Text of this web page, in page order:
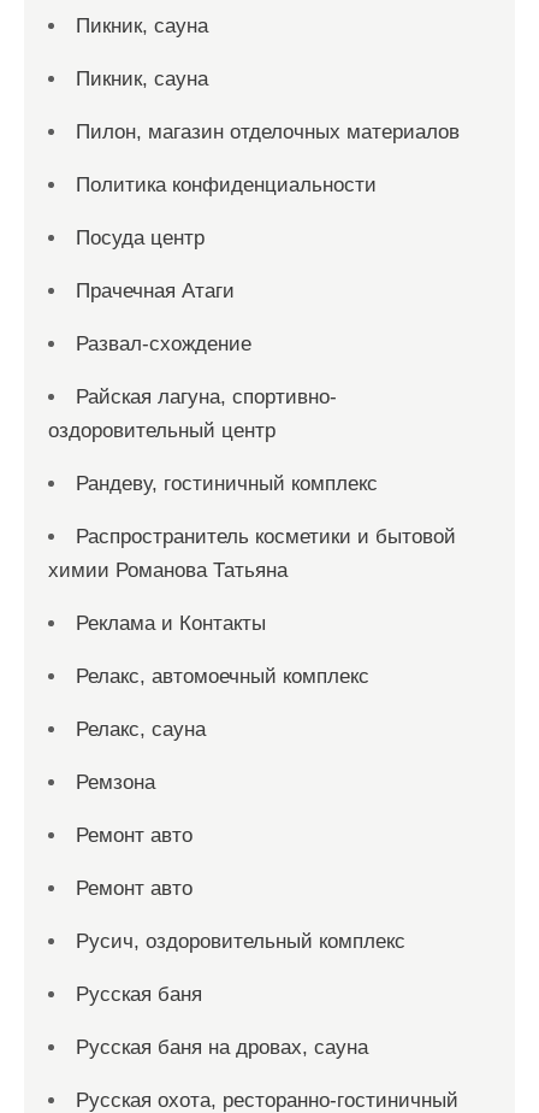
Пикник, сауна
Пикник, сауна
Пилон, магазин отделочных материалов
Политика конфиденциальности
Посуда центр
Прачечная Атаги
Развал-схождение
Райская лагуна, спортивно-
оздоровительный центр
Рандеву, гостиничный комплекс
Распространитель косметики и бытовой
химии Романова Татьяна
Реклама и Контакты
Релакс, автомоечный комплекс
Релакс, сауна
Ремзона
Ремонт авто
Ремонт авто
Русич, оздоровительный комплекс
Русская баня
Русская баня на дровах, сауна
Русская охота, ресторанно-гостиничный